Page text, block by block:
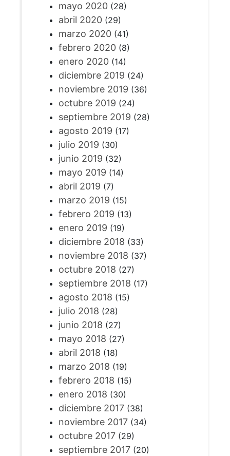
mayo 2020(28)
abril 2020(29)
marzo 2020(41)
febrero 2020(8)
enero 2020(14)
diciembre 2019 (24)
noviembre 2019 (36)
octubre 2019 (24)
septiembre 2019 (28)
agosto 2019 (17)
julio 2019 (30)
junio 2019 (32)
mayo 2019 (14)
abril 2019 (7)
marzo 2019 (15)
febrero 2019 (13)
enero 2019 (19)
diciembre 2018 (33)
noviembre 2018 (37)
octubre 2018 (27)
septiembre 2018 (17)
agosto 2018 (15)
julio 2018 (28)
junio 2018 (27)
mayo 2018 (27)
abril 2018 (18)
marzo 2018 (19)
febrero 2018 (15)
enero 2018 (30)
diciembre 2017(38)
noviembre 2017(34)
octubre 2017(29)
septiembre 2017(20)